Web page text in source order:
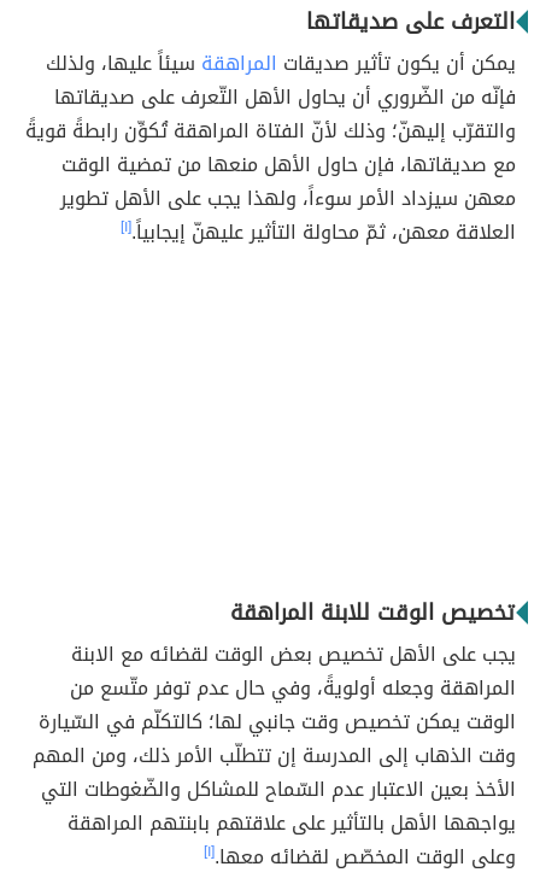
التعرف على صديقاتها
يمكن أن يكون تأثير صديقات المراهقة سيئاً عليها، ولذلك
فإنّه من الضّروري أن يحاول الأهل التّعرف على صديقاتها
والتقرّب إليهنّ؛ وذلك لأنّ الفتاة المراهقة تُكوِّن رابطةً قويةً
مع صديقاتها، فإن حاول الأهل منعها من تمضية الوقت
معهن سيزداد الأمر سوءاً، ولهذا يجب على الأهل تطوير
العلاقة معهن، ثمّ محاولة التأثير عليهنّ إيجابياً.[١]
تخصيص الوقت للابنة المراهقة
يجب على الأهل تخصيص بعض الوقت لقضائه مع الابنة
المراهقة وجعله أولويةً، وفي حال عدم توفر متّسع من
الوقت يمكن تخصيص وقت جانبي لها؛ كالتكلّم في السّيارة
وقت الذهاب إلى المدرسة إن تتطلّب الأمر ذلك، ومن المهم
الأخذ بعين الاعتبار عدم السّماح للمشاكل والضّغوطات التي
يواجهها الأهل بالتأثير على علاقتهم بابنتهم المراهقة
وعلى الوقت المخصّص لقضائه معها.[١]